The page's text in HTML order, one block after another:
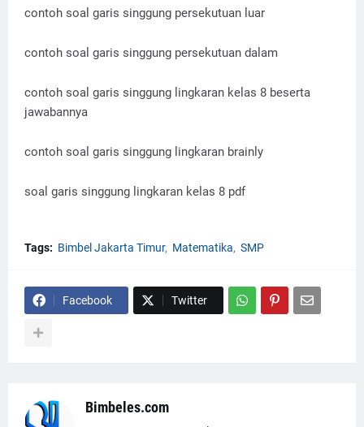
contoh soal garis singgung persekutuan luar
contoh soal garis singgung persekutuan dalam
contoh soal garis singgung lingkaran kelas 8 beserta
jawabannya
contoh soal garis singgung lingkaran brainly
soal garis singgung lingkaran kelas 8 pdf
Tags: Bimbel Jakarta Timur Matematika SMP
Facebook Twitter
Bimbeles.com